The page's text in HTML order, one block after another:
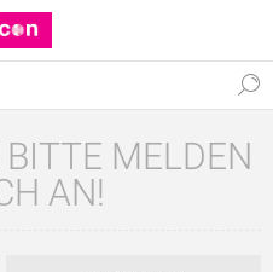
MELDEN
AN!